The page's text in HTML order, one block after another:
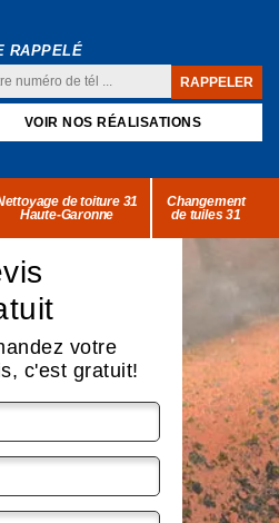
RAPPELÉ
VOIR NOS RÉALISATIONS
de toiture 31
Haute-Garonne
Changement
de tuiles 31
votre
c'est gratuit!